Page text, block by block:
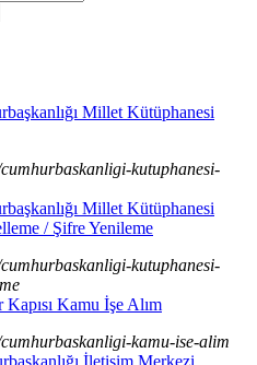
Millet Kütüphanesi
kutuphanesi-
Millet Kütüphanesi
/ Şifre Yenileme
kutuphanesi-
Kamu İşe Alım
kamu-ise-alim
İletişim Merkezi